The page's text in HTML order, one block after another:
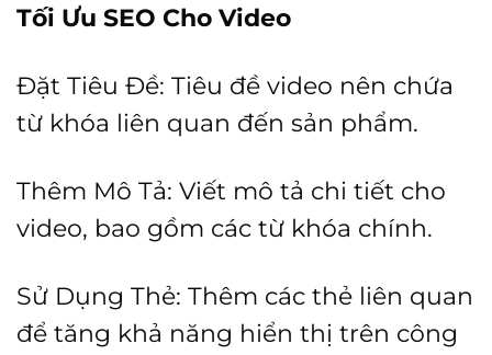
Tối Ưu SEO Cho Video
Đặt Tiêu Đề: Tiêu đề video nên chứa
từ khóa liên quan đến sản phẩm.
Thêm Mô Tả: Viết mô tả chi tiết cho
video, bao gồm các từ khóa chính.
Sử Dụng Thẻ: Thêm các thẻ liên quan
để tăng khả năng hiển thị trên công